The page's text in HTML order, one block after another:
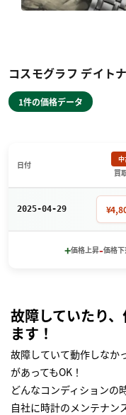
コスモグラフ デイト
1件の価格データ
日付
中
買
2025-04-29
+価格上昇-価格下
故障していたり
ます！
故障していて動作しなか
があってもOK！
どんなコンディションの
自社に時計のメンテナン